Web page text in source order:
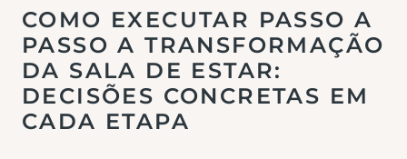
COMO EXECUTAR PASSO A
PASSO A TRANSFORMAÇÃO
DA SALA DE ESTAR:
DECISÕES CONCRETAS EM
CADA ETAPA